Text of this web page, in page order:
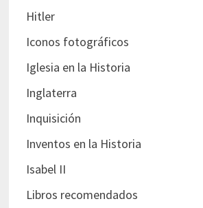
Hitler
Iconos fotográficos
Iglesia en la Historia
Inglaterra
Inquisición
Inventos en la Historia
Isabel II
Libros recomendados